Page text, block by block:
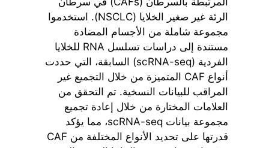
الرئة غير صغير الخلايا (NSCLC). استخدموا
مجموعة شاملة من الأجسام المضادة
مستندة إلى دراسات تسلسل RNA للخلايا
الفردية (scRNA-seq) السابقة، التي حددت
أنواع CAF المتميزة من خلال التجميع غير
المراقب للبيانات النسخية. تم التحقق من
العلامات المختارة من خلال إعادة تجميع
مجموعة بيانات scRNA-seq، مما يؤكد
قدرتها على تحديد الأنواع المختلفة من CAF